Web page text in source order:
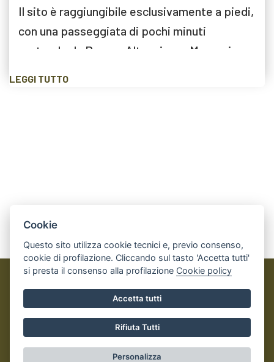
Il sito è raggiungibile esclusivamente a piedi,
con una passeggiata di pochi minuti
partendo da Perosa Alta, piazza Marconi o
LEGGI TUTTO
Perosa Argentina OUTDOOR
© 2023 Comune di Perosa Argentina
- Tutti i diritti riservati
- I contenuti del sito, testi e immagini sono di proprietà del
Comune - CMS:IPERSLOWTOUR
Informativa Privacy e Cookies- Realizzato da
Cookie
Questo sito utilizza cookie tecnici e, previo consenso,
cookie di profilazione. Cliccando sul tasto 'Accetta tutti'
si presta il consenso alla profilazione Cookie policy
Accetta tutti
Rifiuta Tutti
Personalizza